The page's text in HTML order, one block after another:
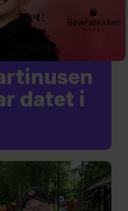
datet i